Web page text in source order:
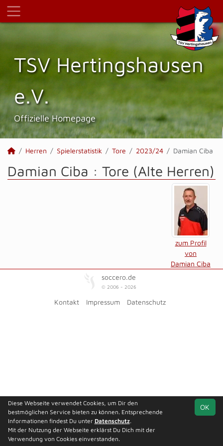
TSV Hertings­hausen
e.V.
Offizielle Homepage
Herren Spielerstatistik Tore 2023/24 Damian Ciba
Damian Ciba : Tore (Alte Herren)
zum Profil
von
Damian Ciba
soccero.de
© 2006 - 2026
Kontakt Impressum Datenschutz
OK
Diese Webseite verwendet Cookies, um Dir den
bestmöglichen Service bieten zu können. Entsprechende
Informationen findest Du unter Datenschutz.
Mit der Nutzung der Webseite erklärst Du Dich mit der
Verwendung von Cookies einverstanden.